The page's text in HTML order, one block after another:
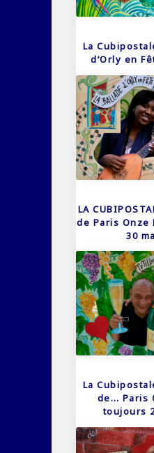
La
d’Orly en
LA
de Paris Onze
30
La
de… Paris
toujours